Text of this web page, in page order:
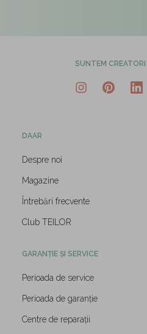
SUNTEM
DAAR
Despre noi
Magazine
Întrebări frecvente
Club TEILOR
GARANȚIE ȘI SERVICE
Perioada de service
Perioada de garanție
Centre de reparații